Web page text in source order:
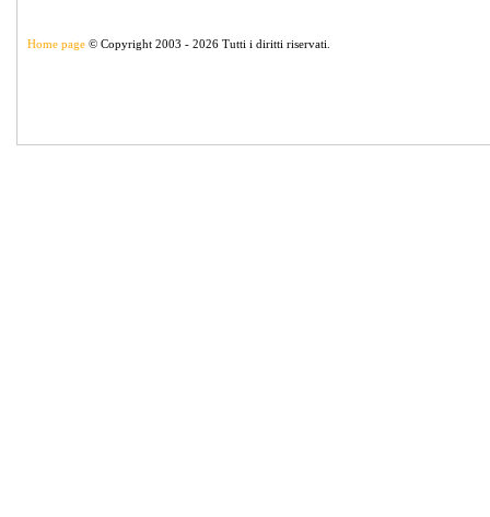
Home page © Copyright 2003 - 2026 Tutti i diritti riservati.